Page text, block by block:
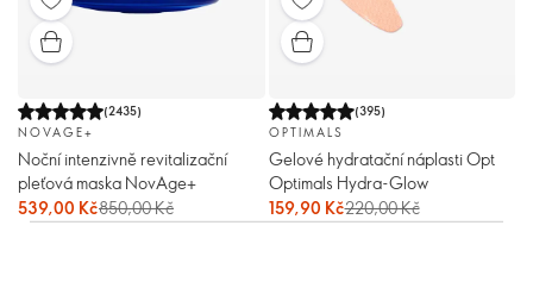
(2435)
NOVAGE+
Noční intenzivně revitalizační
pleťová maska NovAge+
539,00 Kč850,00 Kč
(395)
OPTIMALS
Gelové hydratační náplasti Opt
Optimals Hydra-Glow
159,90 Kč220,00 Kč